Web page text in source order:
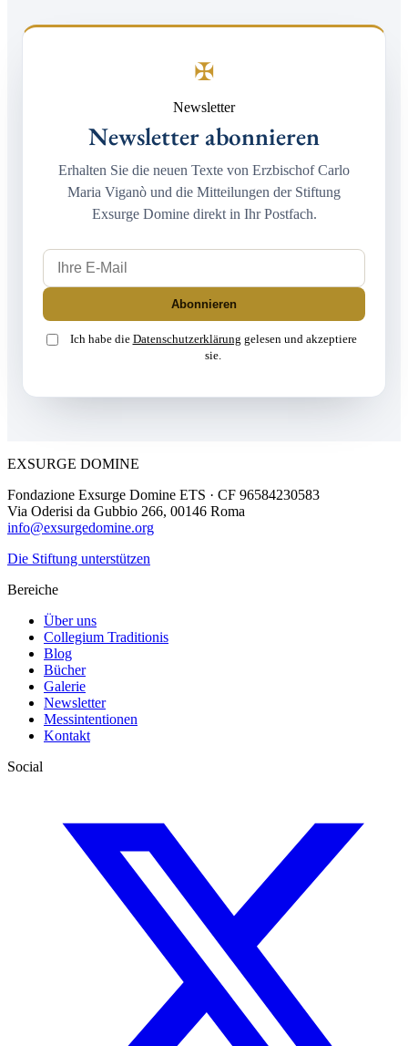
✠
Newsletter
Newsletter abonnieren
Erhalten Sie die neuen Texte von Erzbischof Carlo
Maria Viganò und die Mitteilungen der Stiftung
Exsurge Domine direkt in Ihr Postfach.
Ihre E-Mail
Abonnieren
Ich habe die Datenschutzerklärung gelesen und akzeptiere
sie.
EXSURGE DOMINE
Fondazione Exsurge Domine ETS · CF 96584230583
Via Oderisi da Gubbio 266, 00146 Roma
info@exsurgedomine.org
Die Stiftung unterstützen
Bereiche
Über uns
Collegium Traditionis
Blog
Bücher
Galerie
Newsletter
Messintentionen
Kontakt
Social